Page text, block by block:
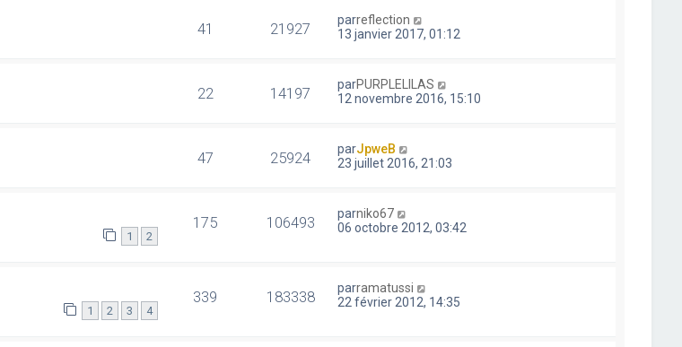
41 21927 parreflection
13 janvier 2017, 01:12
22 14197 parPURPLELILAS
12 novembre 2016, 15:10
47 25924 parJpweB
23 juillet 2016, 21:03
1 2
175 106493 parniko67
06 octobre 2012, 03:42
1 2 3 4
339 183338 parramatussi
22 février 2012, 14:35